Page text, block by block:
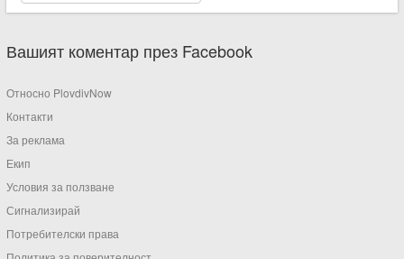
Вашият коментар през Facebook
Относно PlovdivNow
Контакти
За реклама
Екип
Условия за ползване
Сигнализирай
Потребителски права